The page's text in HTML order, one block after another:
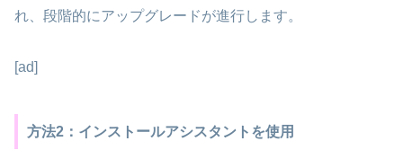
れ、段階的にアップグレードが進行します。
[ad]
方法2：インストールアシスタントを使用